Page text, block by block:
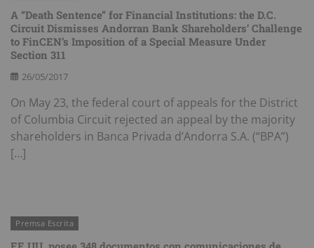
A “Death Sentence” for Financial Institutions: the D.C.
Circuit Dismisses Andorran Bank Shareholders’ Challenge
to FinCEN’s Imposition of a Special Measure Under
Section 311
26/05/2017
On May 23, the federal court of appeals for the District
of Columbia Circuit rejected an appeal by the majority
shareholders in Banca Privada d’Andorra S.A. (“BPA”)
[…]
Premsa Escrita